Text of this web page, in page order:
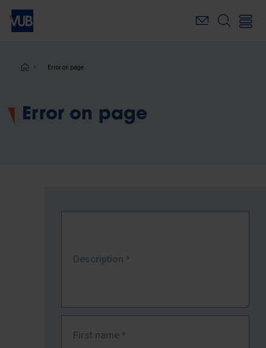
Skip
main
Breadcrumb
Error on page
Error on page
Description *
First name *